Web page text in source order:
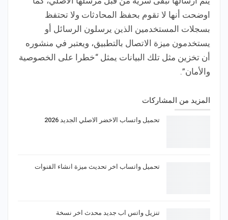
اوضحت أنها لا تقوم بحفظ المحادثات ولا تحتفظ
بسجلات المستخدمين الذين يرسلون الرسائل أو
يستخدمون ميزة الاتصال بالتطبيق، ويعتبر في منشوره
أن تخزين مثل تلك البيانات يمثل “خطرا على الخصوصية
والأمان”.
المزيد من المشاركات
تحميل واتساب الاخضر الاصلي الجديد 2026
تحميل واتساب اخر تحديث ميزة انشاء القنوات
تنزيل واتس اب جديد محدث اخر نسخة